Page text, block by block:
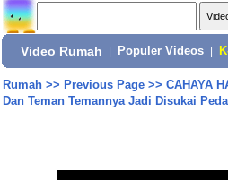
Video Rumah Populer Videos
Rumah>> Previous Page>> CAHAYA
Dan Teman Temannya Jadi Disukai